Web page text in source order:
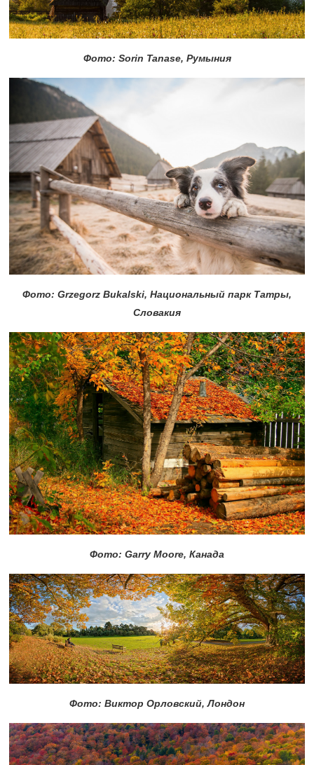
Фото: Sorin Tanase, Румыния
Фото: Grzegorz Bukalski, Национальный парк Татры,
Словакия
Фото: Garry Moore, Канада
Фото: Виктор Орловский, Лондон